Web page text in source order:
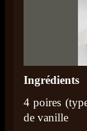
Ingrédients
4 poires
de vanille